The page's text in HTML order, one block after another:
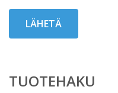
TUOTEHAKU